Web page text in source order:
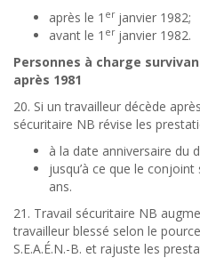
après le 1 erjanvier 1982;
avant le 1 erjanvier 1982.
Personnes à charge
après 1981
20. Si un travailleur décède
sécuritaire NB révise les
à la date anniversaire du
jusqu’à ce que le
ans.
21. Travail sécuritaire NB
travailleur blessé selon le
S.E.A.É.N.-B. et rajuste les